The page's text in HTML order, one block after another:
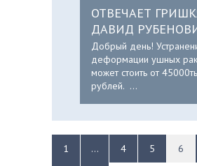
ОТВЕЧАЕТ
ДАВИД
Добрый день!
деформации ушных
может стоить от
рублей. ...
1 ... 4 5 6